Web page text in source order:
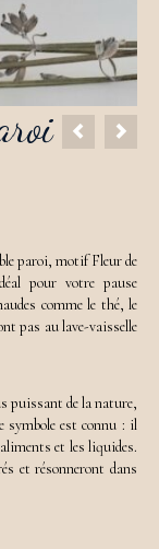
paroi, motif Fleur de
pour votre pause
comme le thé, le
pas au lave-vaisselle
puissant de la nature,
symbole est connu : il
et les liquides.
et résonneront dans